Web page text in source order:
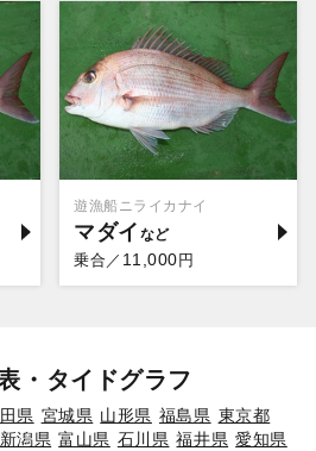
遊漁船ニライカナイ
マダイ
乗合／ 11,000円
・タイドグラフ
県 宮城県 山形県 福島県 東京都
新潟県 富山県 石川県 福井県 愛知県